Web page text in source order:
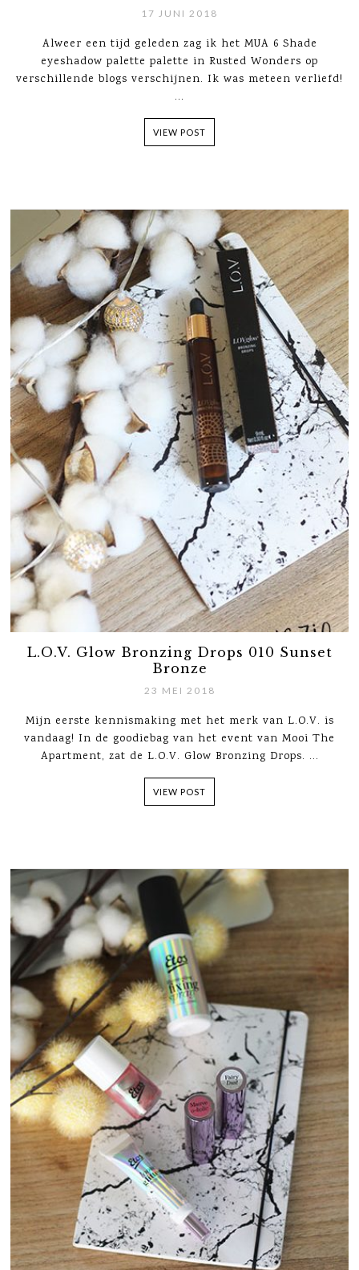
17 JUNI 2018
Alweer een tijd geleden zag ik het MUA 6 Shade
eyeshadow palette palette in Rusted Wonders op
verschillende blogs verschijnen. Ik was meteen verliefd!
...
VIEW POST
L.O.V. Glow Bronzing Drops 010 Sunset
Bronze
23 MEI 2018
Mijn eerste kennismaking met het merk van L.O.V. is
vandaag! In de goodiebag van het event van Mooi The
Apartment, zat de L.O.V. Glow Bronzing Drops. ...
VIEW POST